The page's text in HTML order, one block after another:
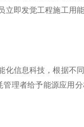
即发觉工程施工用
信息科技，根据不
理者给予能源应用